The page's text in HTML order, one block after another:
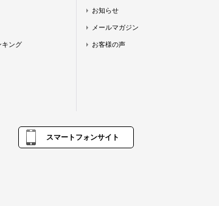
キング
お知らせ
メールマガジン
お客様の声
スマートフォンサイト